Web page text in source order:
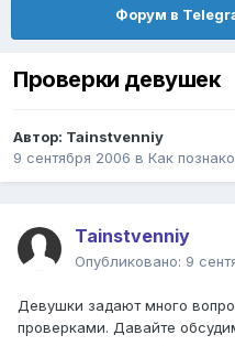
Форум в
Проверки девушек
Автор: Tainstvenniy
9 сентября 2006 в Как
Tainstvenniy
Опубликовано: 9
Девушки задают много
проверками. Давайте